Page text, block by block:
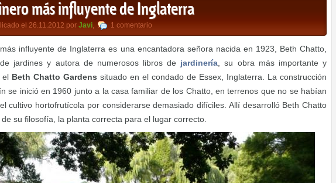
más influyente de Inglaterra
el 26.11.2012 por Javi, 1 comentario
influyente de Inglaterra es una encantadora señora nacida en 1923, Beth Chatto,
jardines y autora de numerosos libros de jardinería , su obra más importante y
el Beth Chatto Gardens situado en el condado de Essex, Inglaterra. La construcción
se inició en 1960 junto a la casa familiar de los Chatto, en terrenos que no se habían
cultivo hortofrutícola por considerarse demasiado difíciles. Allí desarrolló Beth Chatto
su filosofía, la planta correcta para el lugar correcto.